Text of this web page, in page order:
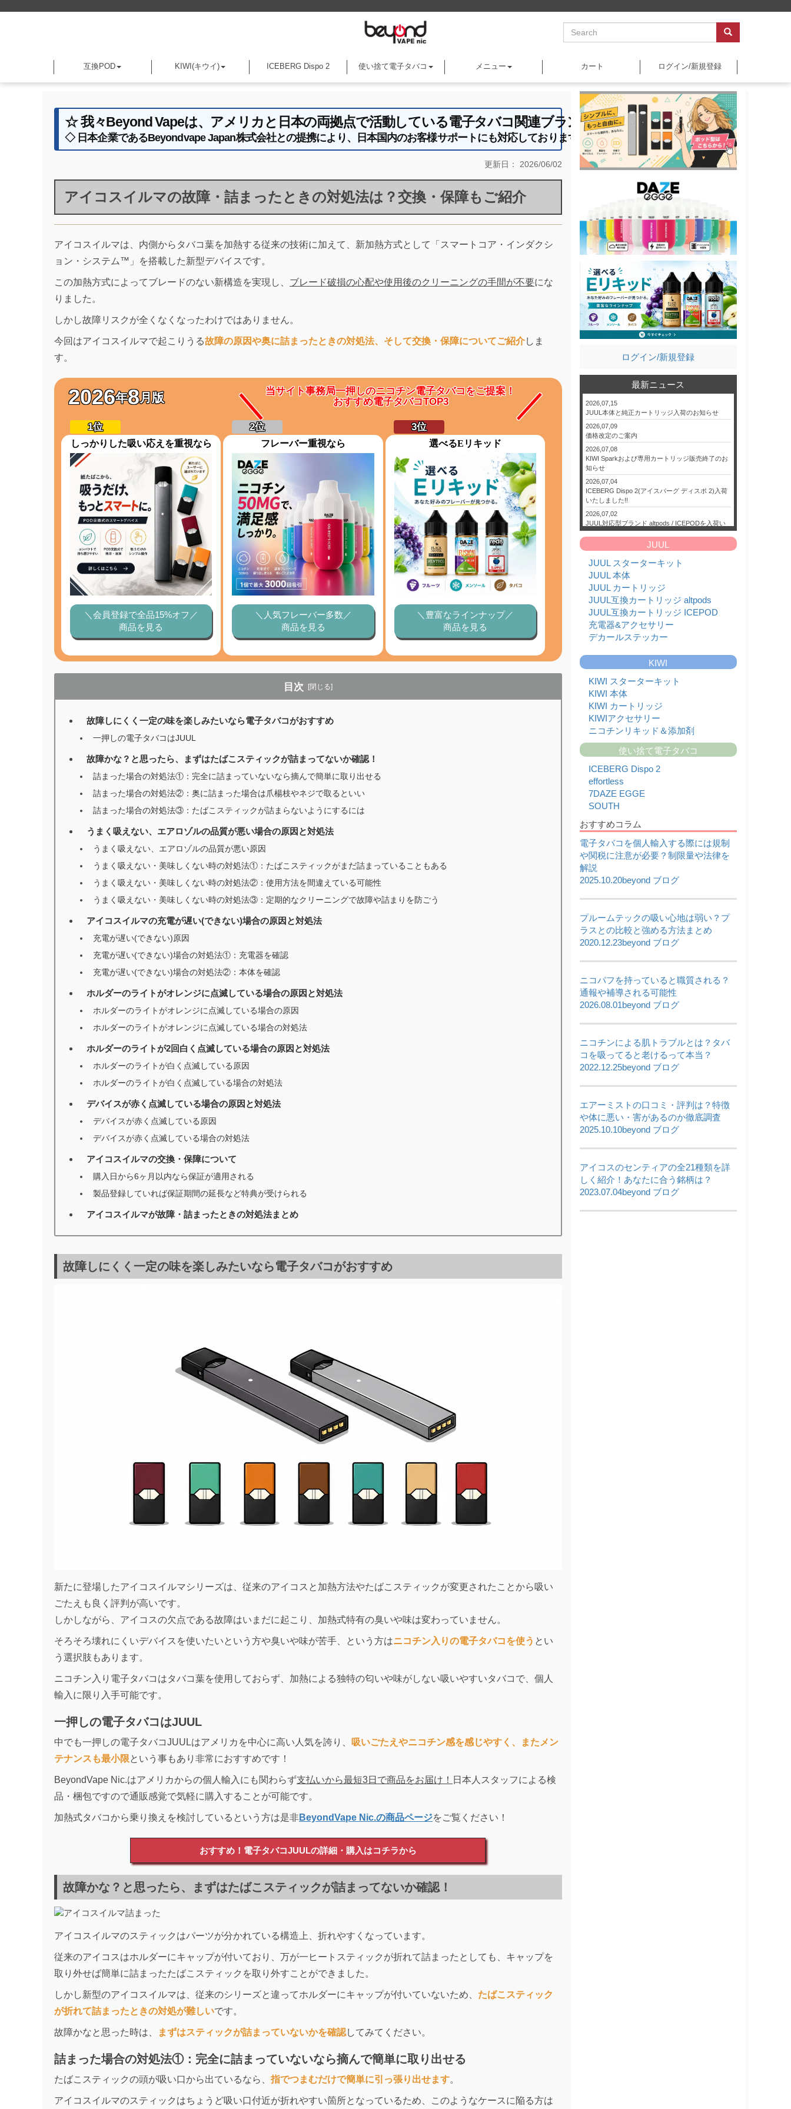
互換POD KIWI(キウイ) ICEBERG Dispo 2 使い捨て電子タバコ メニュー カート ログイン/新規登録
☆ 我々Beyond Vapeは、アメリカと日本の両拠点で活動している電子タバコ関連ブランドです ☆
◇ 日本企業であるBeyondvape Japan株式会社との提携により、日本国内のお客様サポートにも対応しております ◇
更新日： 2026/06/02
アイコスイルマの故障・詰まったときの対処法は？交換・保障もご紹介
アイコスイルマは、内側からタバコ葉を加熱する従来の技術に加えて、新加熱方式として「スマートコア・インダクシ
ョン・システム™」を搭載した新型デバイスです。
この加熱方式によってブレードのない新構造を実現し、 ブレード破損の心配や使用後のクリーニングの手間が不要にな
りました。
しかし故障リスクが全くなくなったわけではありません。
今回はアイコスイルマで起こりうる故障の原因や奥に詰まったときの対処法、そして交換・保障についてご紹介しま
す。
2026年8月版
当サイト事務局一押しのニコチン電子タバコをご提案！
おすすめ電子タバコTOP3
しっかりした吸い応えを重視なら
＼会員登録で全品15%オフ／
商品を見る
フレーバー重視なら
＼人気フレーバー多数／
商品を見る
選べるEリキッド
＼豊富なラインナップ／
商品を見る
目次 [閉じる]
故障しにくく一定の味を楽しみたいなら電子タバコがおすすめ
一押しの電子タバコはJUUL
故障かな？と思ったら、まずはたばこスティックが詰まってないか確認！
詰まった場合の対処法①：完全に詰まっていないなら摘んで簡単に取り出せる
詰まった場合の対処法②：奥に詰まった場合は爪楊枝やネジで取るといい
詰まった場合の対処法③：たばこスティックが詰まらないようにするには
うまく吸えない、エアロゾルの品質が悪い場合の原因と対処法
うまく吸えない、エアロゾルの品質が悪い原因
うまく吸えない・美味しくない時の対処法①：たばこスティックがまだ詰まっていることもある
うまく吸えない・美味しくない時の対処法②：使用方法を間違えている可能性
うまく吸えない・美味しくない時の対処法③：定期的なクリーニングで故障や詰まりを防ごう
アイコスイルマの充電が遅い(できない)場合の原因と対処法
充電が遅い(できない)原因
充電が遅い(できない)場合の対処法①：充電器を確認
充電が遅い(できない)場合の対処法②：本体を確認
ホルダーのライトがオレンジに点滅している場合の原因と対処法
ホルダーのライトがオレンジに点滅している場合の原因
ホルダーのライトがオレンジに点滅している場合の対処法
ホルダーのライトが2回白く点滅している場合の原因と対処法
ホルダーのライトが白く点滅している原因
ホルダーのライトが白く点滅している場合の対処法
デバイスが赤く点滅している場合の原因と対処法
デバイスが赤く点滅している原因
デバイスが赤く点滅している場合の対処法
アイコスイルマの交換・保障について
購入日から6ヶ月以内なら保証が適用される
製品登録していれば保証期間の延長など特典が受けられる
アイコスイルマが故障・詰まったときの対処法まとめ
故障しにくく一定の味を楽しみたいなら電子タバコがおすすめ
新たに登場したアイコスイルマシリーズは、従来のアイコスと加熱方法やたばこスティックが変更されたことから吸い
ごたえも良く評判が高いです。
しかしながら、アイコスの欠点である故障はいまだに起こり、加熱式特有の臭いや味は変わっていません。
そろそろ壊れにくいデバイスを使いたいという方や臭いや味が苦手、という方はニコチン入りの電子タバコを使う とい
う選択肢もあります。
ニコチン入り電子タバコはタバコ葉を使用しておらず、加熱による独特の匂いや味がしない吸いやすいタバコで、個人
輸入に限り入手可能です。
一押しの電子タバコはJUUL
中でも一押しの電子タバコJUULはアメリカを中心に高い人気を誇り、
吸いごたえやニコチン感を感じやすく、またメン
テナンスも最小限という事もあり非常におすすめです！
BeyondVape Nic.はアメリカからの個人輸入にも関わらず支払いから最短3日で商品をお届け！ 日本人スタッフによる検
品・梱包ですので通販感覚で気軽に購入することが可能です。
加熱式タバコから乗り換えを検討しているという方は是非BeyondVape Nic.の商品ページをご覧ください！
おすすめ！電子タバコJUULの詳細・購入はコチラから
故障かな？と思ったら、まずはたばこスティックが詰まってないか確認！
アイコスイルマのスティックはパーツが分かれている構造上、折れやすくなっています。
従来のアイコスはホルダーにキャップが付いており、万が一ヒートスティックが折れて詰まったとしても、キャップを
取り外せば簡単に詰まったたばこスティックを取り外すことができました。
しかし新型のアイコスイルマは、従来のシリーズと違ってホルダーにキャップが付いていないため、 たばこスティック
が折れて詰まったときの対処が難しいです。
故障かなと思った時は、 まずはスティックが詰まっていないかを確認してみてください。
詰まった場合の対処法①：完全に詰まっていないなら摘んで簡単に取り出せる
たばこスティックの頭が吸い口から出ているなら、 指でつまむだけで簡単に引っ張り出せます。
アイコスイルマのスティックはちょうど吸い口付近が折れやすい箇所となっているため、このようなケースに陥る方は
ログイン/新規登録
最新ニュース
2026,07,15
JUUL本体と純正カートリッジ入荷のお知らせ
2026,07,09
価格改定のご案内
2026,07,08
KIWI Sparkおよび専用カートリッジ販売終了のお
知らせ
2026,07,04
ICEBERG Dispo 2(アイスバーグ ディスポ 2)入荷
いたしました!!
2026,07,02
JUUL対応型ブランド altpods / ICEPODを入荷い
たしました!!
【本日限定】日本代表 決勝トーナメント進出記念
セール！
2026,06,24
JUUL本体と純正カートリッジ入荷のお知らせ
2026,06,20
KIWI本体と純正カートリッジを入荷いたしまし
た!!
2026,06,17
ICEBERG Dispo 2(アイスバーグ ディスポ 2)入荷
2026,06,13
JUUL対応型ブランド altpods / ICEPODを入荷い
たしました!!
2026,06,01
6月 - フレーバーランキング
2026,05,29
【本日限定】ワールドカップ開催記念セール第2
2026,05,27
JUUL本体と純正カートリッジ入荷のお知らせ
【5/22限定】ワールドカップ開催記念セール｜対
2026,05,20
使い捨て電子タバコ7DAZE EGGE(エギー)入荷い
たしました!!
2026,05,16
ICEBERG Dispo 2(アイスバーグ ディスポ 2)入荷
いたしました!!
2026,05,13
た!!
2026,05,06
JUUL対応型ブランド altpods / ICEPODを入荷い
2026,05,01
JUUL
JUUL スターターキット
JUUL 本体
JUUL カートリッジ
JUUL互換カートリッジ altpods
JUUL互換カートリッジ ICEPOD
充電器&アクセサリー
デカールステッカー
KIWI
KIWI スターターキット
KIWI 本体
KIWI カートリッジ
KIWIアクセサリー
ニコチンリキッド＆添加剤
使い捨て電子タバコ
ICEBERG Dispo 2
effortless
7DAZE EGGE
SOUTH
おすすめコラム
電子タバコを個人輸入する際には規制
や関税に注意が必要？制限量や法律を
解説
2025.10.20beyond ブログ
プルームテックの吸い心地は弱い？プ
ラスとの比較と強める方法まとめ
2020.12.23beyond ブログ
ニコパフを持っていると職質される？
通報や補導される可能性
2026.08.01beyond ブログ
ニコチンによる肌トラブルとは？タバ
コを吸ってると老けるって本当？
2022.12.25beyond ブログ
エアーミストの口コミ・評判は？特徴
や体に悪い・害があるのか徹底調査
2025.10.10beyond ブログ
アイコスのセンティアの全21種類を詳
しく紹介！あなたに合う銘柄は？
2023.07.04beyond ブログ